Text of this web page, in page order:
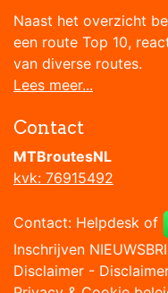
Naast het overzicht
een route Top 10,
van diverse routes.
Lees meer...
Contact
MTBroutesNL
kvk: 76915492
Contact: Helpdesk of
Inschrijven
Disclaimer -